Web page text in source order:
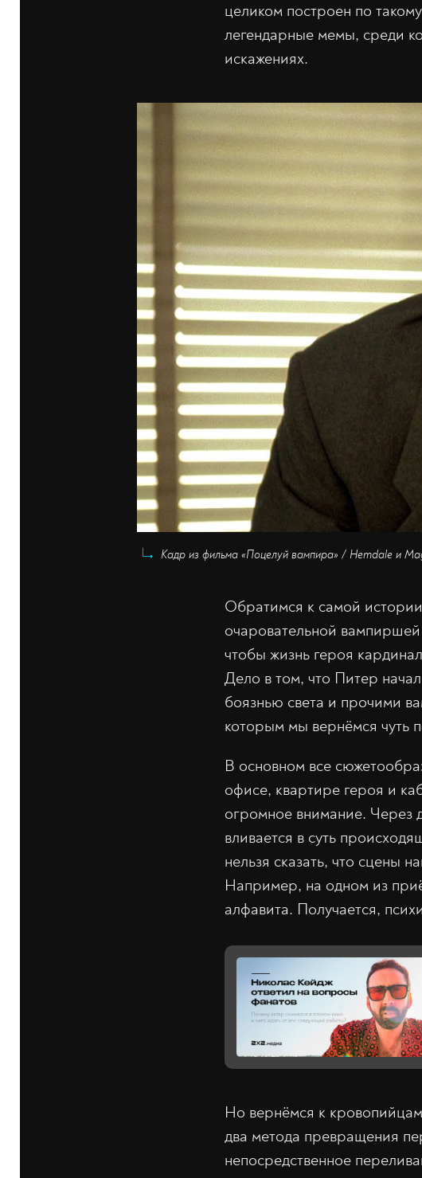
целиком построен по
легендарные мемы, среди
искажениях.
Кадр из фильма «Поцелуй вампира» / Hemdale и
Обратимся к самой
очаровательной
чтобы жизнь героя
Дело в том, что Питер
боязнью света и прочими
которым мы вернёмся чуть
В основном все
офисе, квартире героя и
огромное внимание. Через
вливается в суть
нельзя сказать, что сцены
Например, на одном из
алфавита. Получается,
Но вернёмся к
два метода превращения
непосредственное